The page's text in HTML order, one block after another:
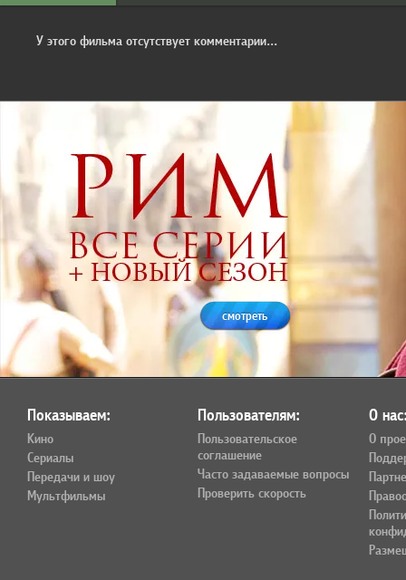
У этого фильма отсутствует комментарии...
смотреть
Показываем:
Кино
Сериалы
Передачи и шоу
Мультфильмы
Пользователям:
Пользовательское
соглашение
Часто задаваемые вопросы
Проверить скорость
О
О